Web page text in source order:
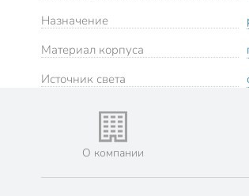
Назначение
Материал корпуса
Источник света
О компании